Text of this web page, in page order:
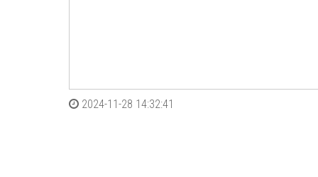
2024-11-28 14:32:41